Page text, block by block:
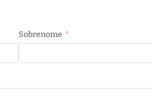
Sobrenome